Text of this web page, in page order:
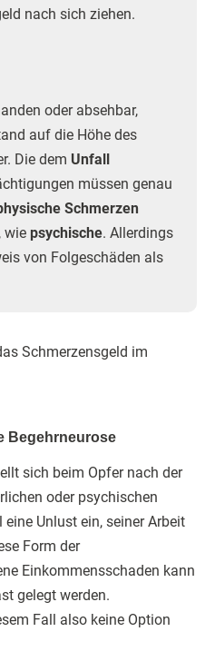
nach sich ziehen.
oder absehbar,
auf die Höhe des
Die dem Unfall
müssen genau
Schmerzen
wie psychische. Allerdings
von Folgeschäden als
Schmerzensgeld im
Begehrneurose
sich beim Opfer nach der
oder psychischen
Unlust ein, seiner Arbeit
Form der
Einkommensschaden kann
gelegt werden.
Fall also keine Option